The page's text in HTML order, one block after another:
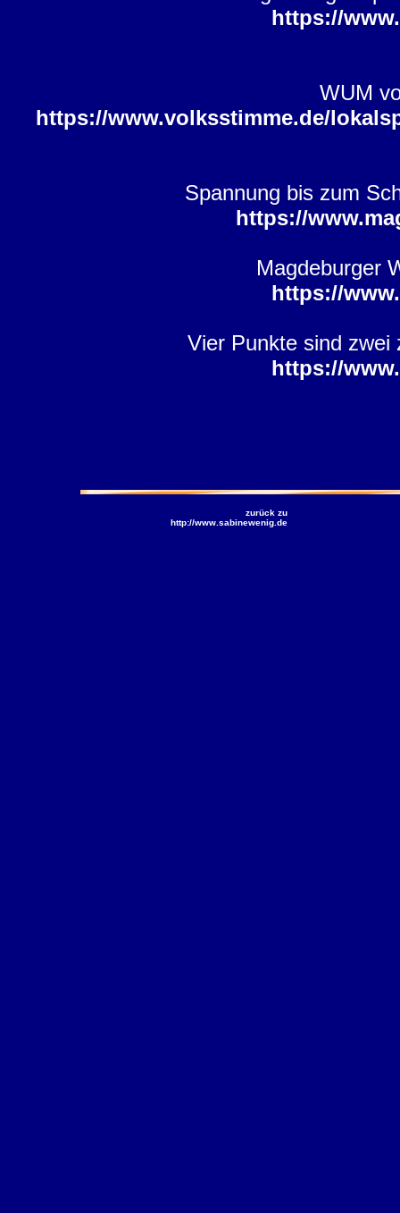
https://
WUM
https://www.volksstimme.de/
Spannung bis zum
https://
Magdeburger
https://
Vier Punkte sind zwei
https://
zurück zu
http://www.sabinewenig.de